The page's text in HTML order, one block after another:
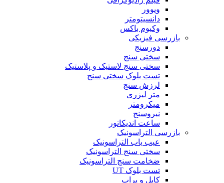
ویوور
دانسیتومتر
وکیوم باکس
بازرسی فیزیکی
دورسنج
سختی سنج
سختی سنج لاستیک و پلاستیک
تست بلوک سختی سنج
لرزش سنج
متر لیزری
میکرومتر
نیروسنج
ساعت اندیکاتور
بازرسی التراسونیک
عیب یاب التراسونیک
سختی سنج التراسونیک
ضخامت سنج التراسونیک
تست بلوک UT
کابل و پراب